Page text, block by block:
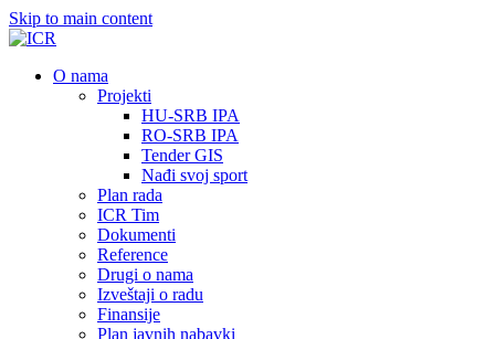
Skip to main content
О nama
Projekti
HU-SRB IPA
RO-SRB IPA
Tender GIS
Nađi svoj sport
Plan rada
ICR Tim
Dokumenti
Reference
Drugi o nama
Izveštaji o radu
Finansije
Plan javnih nabavki